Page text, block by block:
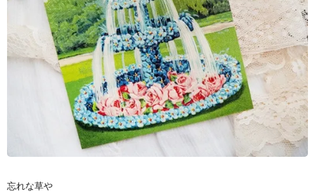
忘れな草や